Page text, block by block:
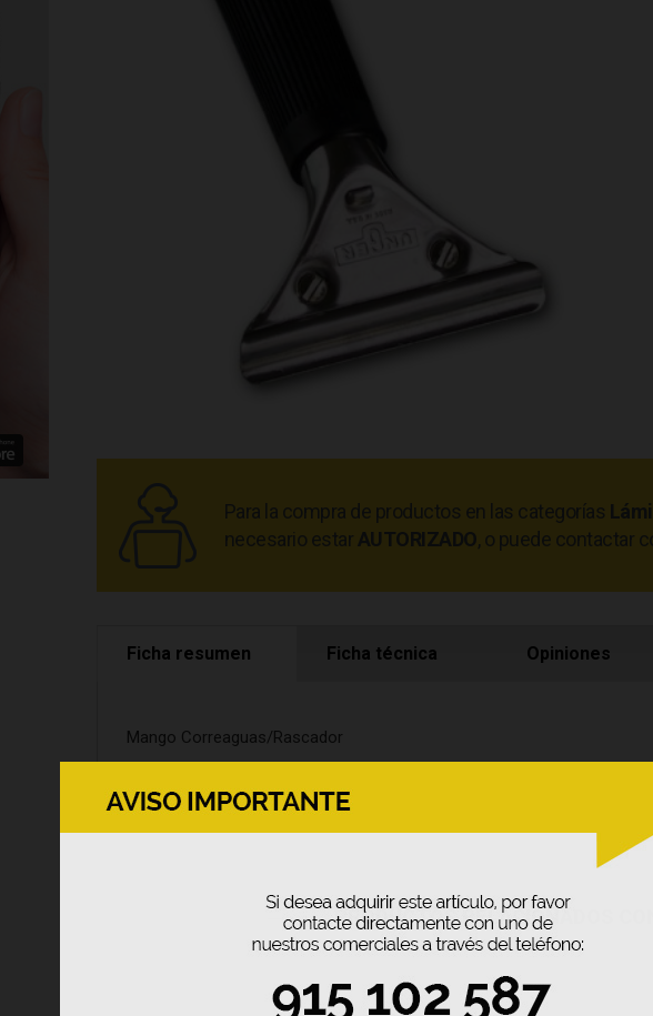
Para la compra de productos en las categorías
necesario estar AUTORIZADO, o puede contactar
Ficha resumen Ficha técnica Opiniones
Mango Correaguas/Rascador
PRODUCTOS RELACIONADOS